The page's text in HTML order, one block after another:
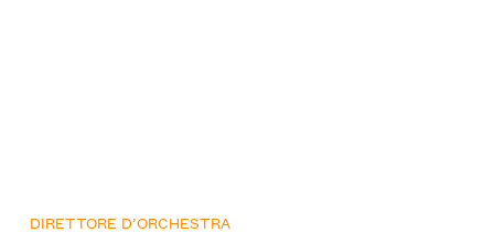
DIRETTORE D’ORCHESTRA